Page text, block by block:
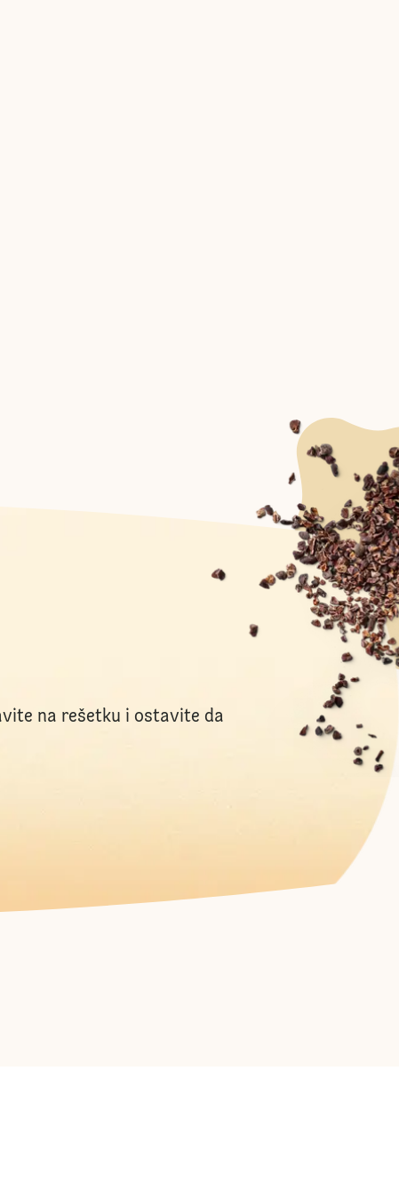
na rešetku i ostavite da